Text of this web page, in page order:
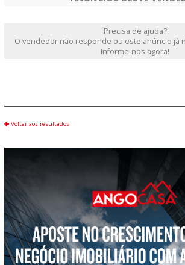
Precisa de ajuda?
O vendedor não responde ou este anúncio já
Informe-nos agora!
Voltar aos resultados